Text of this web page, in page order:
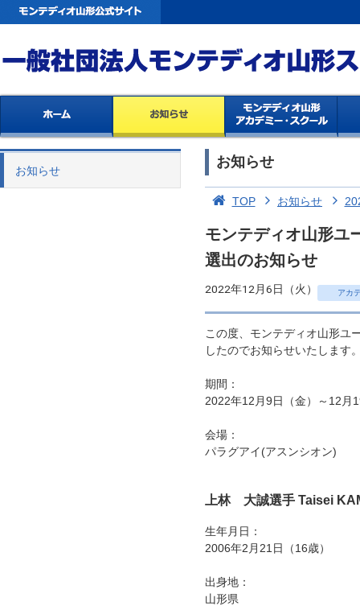
お知らせ
お知らせ
TOP お知らせ
モンテディオ山形ユ
選出のお知らせ
2022年12月6日（火） アカ
この度、モンテディオ山形ユ
したのでお知らせいたします
期間：
2022年12月9日（金）～12月
会場：
パラグアイ(アスンシオン)
上林 大誠選手 Taisei
生年月日：
2006年2月21日（16歳）
出身地：
山形県